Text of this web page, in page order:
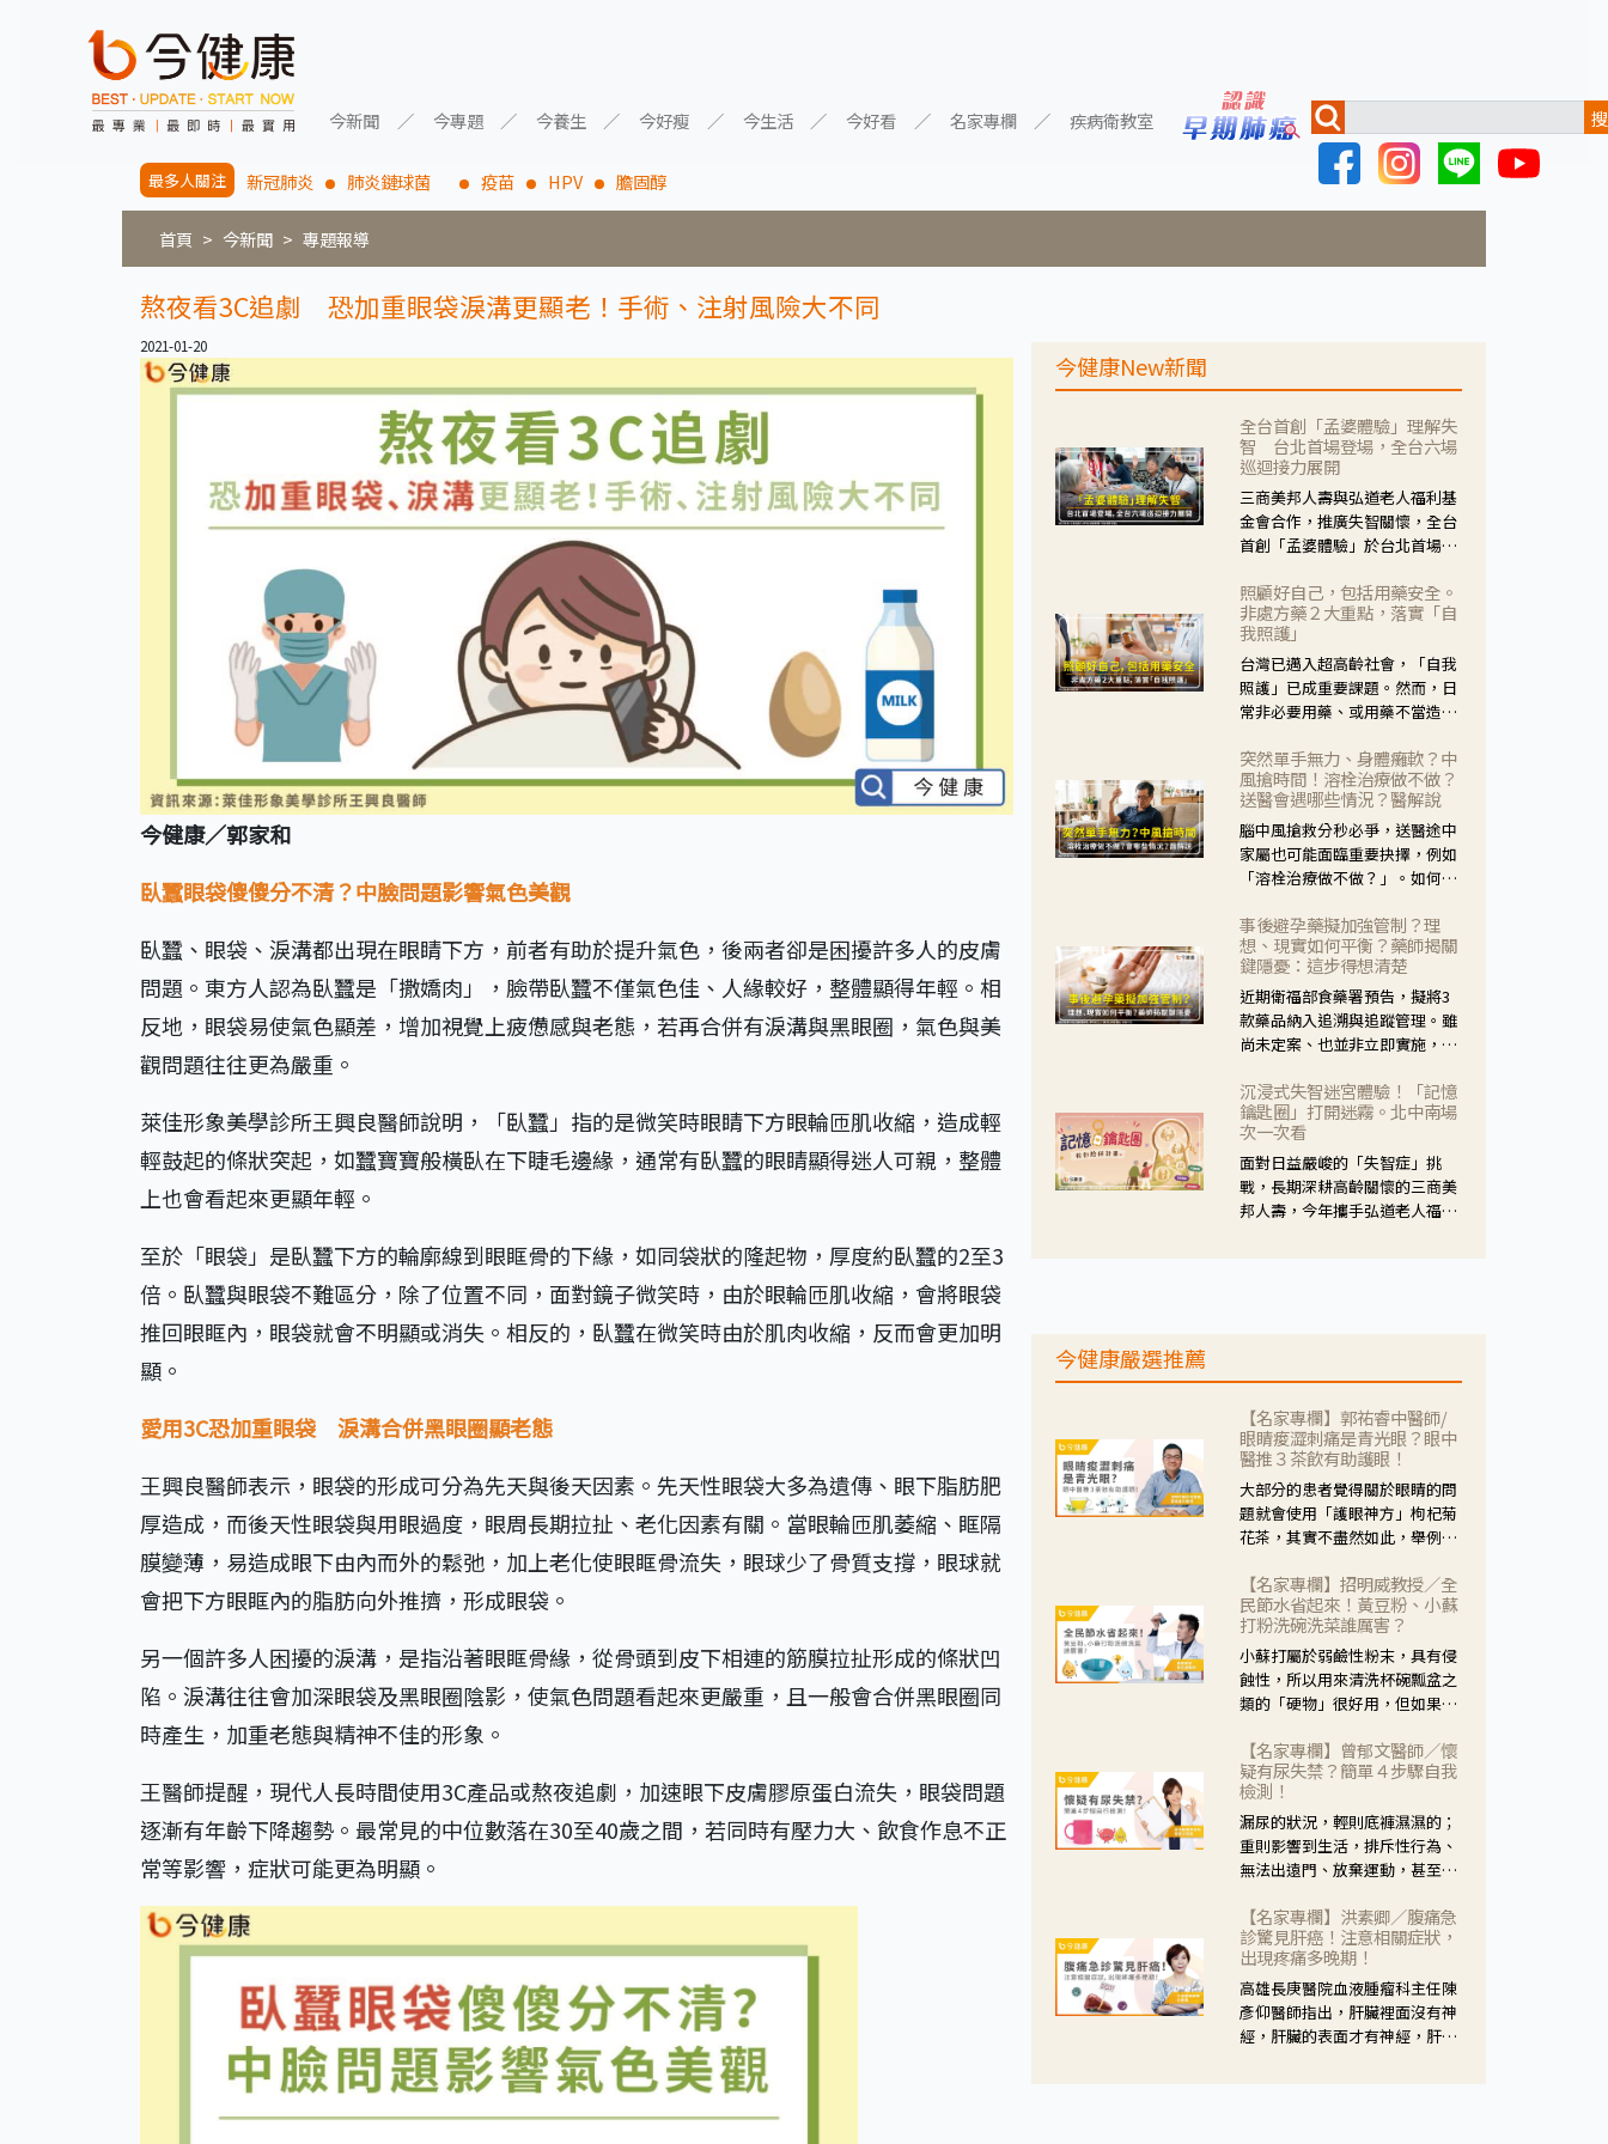
今新聞 今專題 今養生 今好瘦 今生活 今好看 名家專欄 疾病衛教室
最多人關注 新冠肺炎 肺炎鏈球菌 疫苗 HPV 膽固醇
首頁 今新聞 專題報導
熬夜看3C追劇 恐加重眼袋淚溝更顯老！手術、注射風險大不同
2021-01-20
今健康／郭家和
臥蠶眼袋傻傻分不清？中臉問題影響氣色美觀
臥蠶、眼袋、淚溝都出現在眼睛下方，前者有助於提升氣色，後兩者卻是困擾許多人的皮膚
問題。東方人認為臥蠶是「撒嬌肉」，臉帶臥蠶不僅氣色佳、人緣較好，整體顯得年輕。相
反地，眼袋易使氣色顯差，增加視覺上疲憊感與老態，若再合併有淚溝與黑眼圈，氣色與美
觀問題往往更為嚴重。
萊佳形象美學診所王興良醫師說明，「臥蠶」指的是微笑時眼睛下方眼輪匝肌收縮，造成輕
輕鼓起的條狀突起，如蠶寶寶般橫臥在下睫毛邊緣，通常有臥蠶的眼睛顯得迷人可親，整體
上也會看起來更顯年輕。
至於「眼袋」是臥蠶下方的輪廓線到眼眶骨的下緣，如同袋狀的隆起物，厚度約臥蠶的2至3
倍。臥蠶與眼袋不難區分，除了位置不同，面對鏡子微笑時，由於眼輪匝肌收縮，會將眼袋
推回眼眶內，眼袋就會不明顯或消失。相反的，臥蠶在微笑時由於肌肉收縮，反而會更加明
顯。
愛用3C恐加重眼袋 淚溝合併黑眼圈顯老態
王興良醫師表示，眼袋的形成可分為先天與後天因素。先天性眼袋大多為遺傳、眼下脂肪肥
厚造成，而後天性眼袋與用眼過度，眼周長期拉扯、老化因素有關。當眼輪匝肌萎縮、眶隔
膜變薄，易造成眼下由內而外的鬆弛，加上老化使眼眶骨流失，眼球少了骨質支撐，眼球就
會把下方眼眶內的脂肪向外推擠，形成眼袋。
另一個許多人困擾的淚溝，是指沿著眼眶骨緣，從骨頭到皮下相連的筋膜拉扯形成的條狀凹
陷。淚溝往往會加深眼袋及黑眼圈陰影，使氣色問題看起來更嚴重，且一般會合併黑眼圈同
時產生，加重老態與精神不佳的形象。
王醫師提醒，現代人長時間使用3C產品或熬夜追劇，加速眼下皮膚膠原蛋白流失，眼袋問題
逐漸有年齡下降趨勢。最常見的中位數落在30至40歲之間，若同時有壓力大、飲食作息不正
常等影響，症狀可能更為明顯。
今健康New新聞
全台首創「孟婆體驗」理解失
智 台北首場登場，全台六場
巡迴接力展開
三商美邦人壽與弘道老人福利基
金會合作，推廣失智關懷，全台
首創「孟婆體驗」於台北首場實
模式，用結合情境互動等豐富活
動，將抽象的失智轉化為可感
受、可討論的生活情境，並引導
民眾在家人開始出現改變時，以
理解取代責備、以耐心回應不
安。
照顧好自己，包括用藥安全。
非處方藥２大重點，落實「自
我照護」
台灣已邁入超高齡社會，「自我
照護」已成重要課題。然而，日
常非必要用藥、或用藥不當造成
在重要。社團法人台灣自我照護
產業協會 提出「非處方藥正確使
用」與「藥師給力」，鼓勵民眾
建立安全且正確的自我照護習
慣。
突然單手無力、身體癱軟？中
風搶時間！溶栓治療做不做？
送醫會遇哪些情況？醫解說
腦中風搶救分秒必爭，送醫途中
家屬也可能面臨重要抉擇，例如
「溶栓治療做不做？」。如何搶
會理事長陳龍醫師解說！
事後避孕藥擬加強管制？理
想、現實如何平衡？藥師揭關
鍵隱憂：這步得想清楚
近期衛福部食藥署預告，擬將3
款藥品納入追溯與追蹤管理。雖
尚未定案、也並非立即實施，不
人杰藥師表示，這三款藥物目
的、作用、風險各有不同，管制
與否所帶來的後許影響也不同，
可先了解其特性。
沉浸式失智迷宮體驗！「記憶
鑰匙圈」打開迷霧。北中南場
次一次看
面對日益嚴峻的「失智症」挑
戰，長期深耕高齡關懷的三商美
邦人壽，今年攜手弘道老人福利
生活挑戰。
今健康嚴選推薦
【名家專欄】郭祐睿中醫師/
眼睛痠澀刺痛是青光眼？眼中
醫推３茶飲有助護眼！
大部分的患者覺得關於眼睛的問
題就會使用「護眼神方」枸杞菊
花茶，其實不盡然如此，舉例來
紅、眼睛痛、眼屎多而且顏色
黃，當然就可以使用枸杞菊花
茶，但是枸杞的劑量要少，菊花
的劑量要多；若是有以上症狀以
外，眼睛還會有灼熱感，眼屎多
到會「牽絲」，也就是水樣分泌
了，這時候就要使用菊花、金銀
花來治療；假如單純的眼睛乾
澀，結膜沒有紅，眼睛周圍沒有
眼屎，這種情況是屬於「陰
虛」，就可以使用枸杞、蓮藕、
麥門冬、山藥等比較滋潤的藥
【名家專欄】招明威教授／全
民節水省起來！黃豆粉、小蘇
打粉洗碗洗菜誰厲害？
小蘇打屬於弱鹼性粉末，具有侵
蝕性，所以用來清洗杯碗瓢盆之
類的「硬物」很好用，但如果用
特別注意用法用量，使用過多或
是浸泡太久，容易腐蝕蔬菜的纖
維，讓菜軟掉不清脆。
【名家專欄】曾郁文醫師／懷
疑有尿失禁？簡單４步驟自我
檢測！
漏尿的狀況，輕則底褲濕濕的；
重則影響到生活，排斥性行為、
無法出遠門、放棄運動，甚至怕
禁」的症狀，長期下來不敢與朋
友往來，低潮陰霾造成憂鬱症。
【名家專欄】洪素卿／腹痛急
診驚見肝癌！注意相關症狀，
出現疼痛多晚期！
高雄長庚醫院血液腫瘤科主任陳
彥仰醫師指出，肝臟裡面沒有神
經，肝臟的表面才有神經，肝臟